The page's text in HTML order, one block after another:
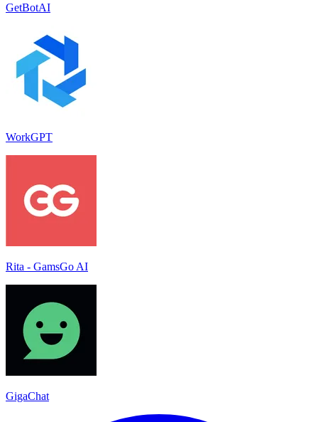
GetBotAI
WorkGPT
Rita - GamsGo AI
GigaChat